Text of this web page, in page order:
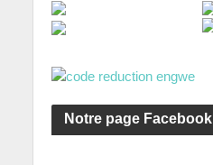
Notre page Facebook